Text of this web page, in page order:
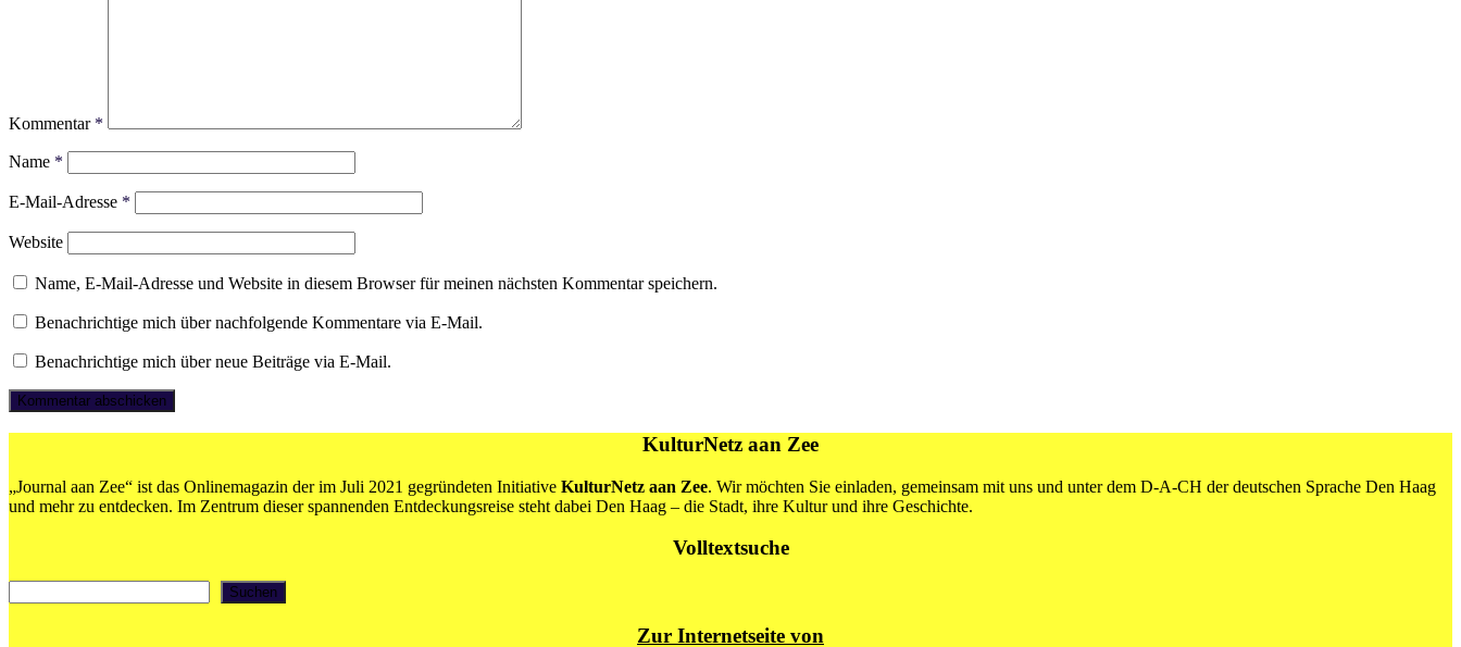
Kommentar *
Name *
E-Mail-Adresse *
Website
Name, E-Mail-Adresse und Website in diesem Browser für meinen nächsten Kommentar speichern.
Benachrichtige mich über nachfolgende Kommentare via E-Mail.
Benachrichtige mich über neue Beiträge via E-Mail.
KulturNetz aan Zee
„Journal aan Zee“ ist das Onlinemagazin der im Juli 2021 gegründeten Initiative KulturNetz aan Zee. Wir möchten Sie einladen, gemeinsam mit uns und unter dem D-A-CH der deutschen Sprache Den Haag
und mehr zu entdecken. Im Zentrum dieser spannenden Entdeckungsreise steht dabei Den Haag – die Stadt, ihre Kultur und ihre Geschichte.
Volltextsuche
Suchen
Zur Internetseite von